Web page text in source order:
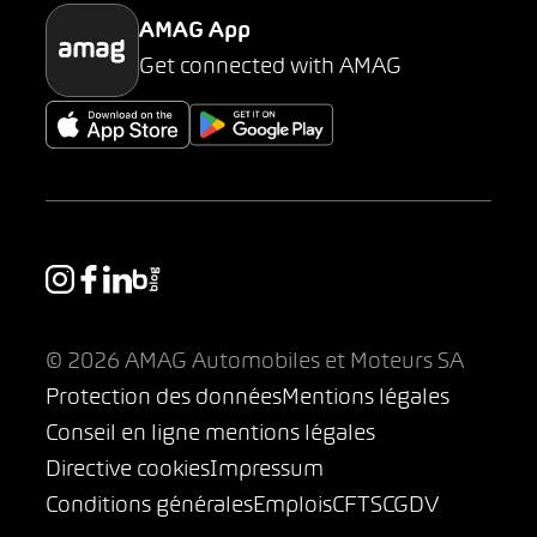
AMAG App
Get connected with AMAG
© 2026 AMAG Automobiles et Moteurs SA
Protection des donnéesMentions légales
Conseil en ligne mentions légales
Directive cookiesImpressum
Conditions généralesEmploisCFTSCGDV